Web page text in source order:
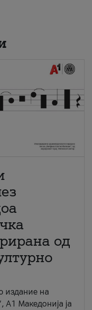
од
издание на
А1 Македонија ја